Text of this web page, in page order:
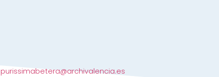
purissimabetera@archivalencia.es